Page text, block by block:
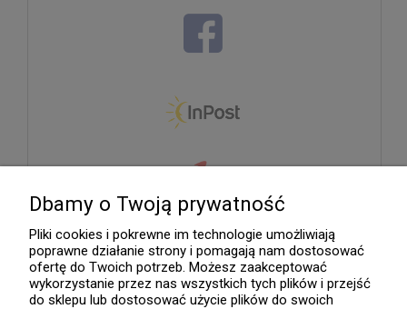
Dbamy o Twoją prywatność
Pliki cookies i pokrewne im technologie umożliwiają
poprawne działanie strony i pomagają nam dostosować
ofertę do Twoich potrzeb. Możesz zaakceptować
wykorzystanie przez nas wszystkich tych plików i przejść
do sklepu lub dostosować użycie plików do swoich